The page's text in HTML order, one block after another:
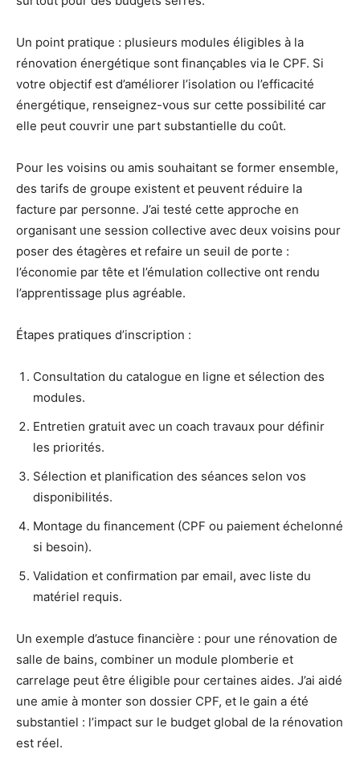
Un point pratique : plusieurs modules éligibles à la
rénovation énergétique sont finançables via le CPF. Si
votre objectif est d’améliorer l’isolation ou l’efficacité
énergétique, renseignez-vous sur cette possibilité car
elle peut couvrir une part substantielle du coût.
Pour les voisins ou amis souhaitant se former ensemble,
des tarifs de groupe existent et peuvent réduire la
facture par personne. J’ai testé cette approche en
organisant une session collective avec deux voisins pour
poser des étagères et refaire un seuil de porte :
l’économie par tête et l’émulation collective ont rendu
l’apprentissage plus agréable.
Étapes pratiques d’inscription :
Consultation du catalogue en ligne et sélection des
modules.
Entretien gratuit avec un coach travaux pour définir
les priorités.
Sélection et planification des séances selon vos
disponibilités.
Montage du financement (CPF ou paiement échelonné
si besoin).
Validation et confirmation par email, avec liste du
matériel requis.
Un exemple d’astuce financière : pour une rénovation de
salle de bains, combiner un module plomberie et
carrelage peut être éligible pour certaines aides. J’ai aidé
une amie à monter son dossier CPF, et le gain a été
substantiel : l’impact sur le budget global de la rénovation
est réel.